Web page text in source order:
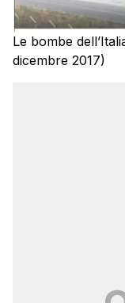
Le bombe
dicembre 2017)